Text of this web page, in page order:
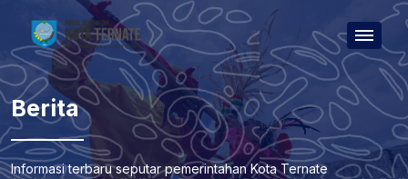
Berita
Informasi terbaru seputar pemerintahan Kota Ternate